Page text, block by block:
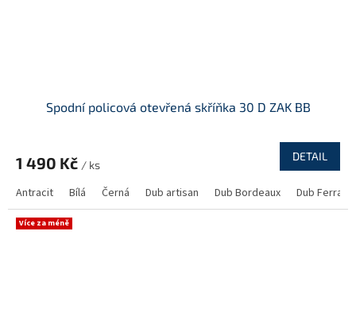
Spodní policová otevřená skříňka 30 D ZAK BB
1 490 Kč / ks
DETAIL
Antracit Bílá Černá Dub artisan Dub Bordeaux Dub Ferrara
Více za méně